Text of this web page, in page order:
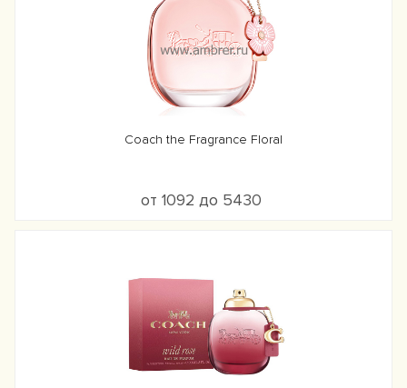
Coach the Fragrance Floral
от 1092 до 5430